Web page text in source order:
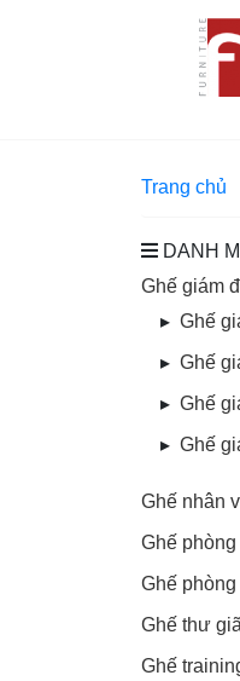
Trang chủ
DANH
Ghế giám
Ghế
Ghế
Ghế
Ghế
Ghế nhân
Ghế
Ghế
Ghế thư
Ghế